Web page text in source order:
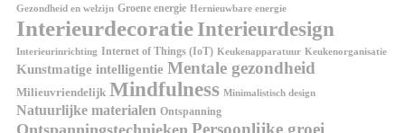
Gezondheid en welzijn Groene energie Hernieuwbare energie
InterieurdecoratieInterieurdesign
Interieurinrichting Internet of Things (IoT) Keukenapparatuur Keukenorganisatie
Kunstmatige intelligentie Mentale gezondheid
Milieuvriendelijk Mindfulness Minimalistisch design
Natuurlijke materialen Ontspanning